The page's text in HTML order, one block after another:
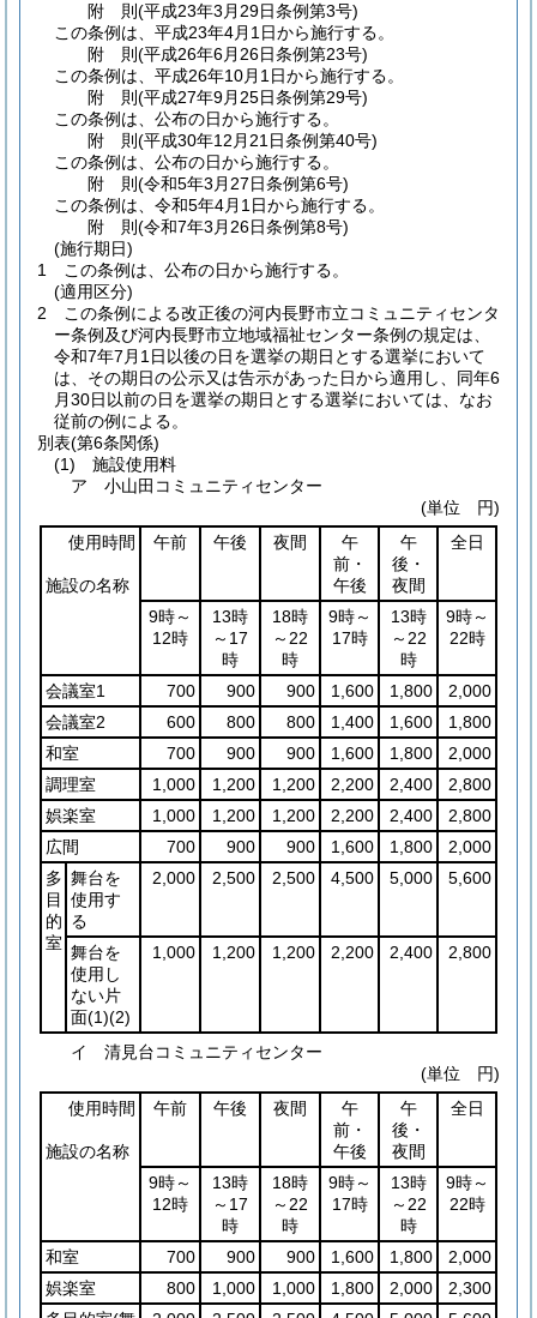
附 則(平成23年3月29日条例第3号)
この条例は、平成23年4月1日から施行する。
附 則(平成26年6月26日条例第23号)
この条例は、平成26年10月1日から施行する。
附 則(平成27年9月25日条例第29号)
この条例は、公布の日から施行する。
附 則(平成30年12月21日条例第40号)
この条例は、公布の日から施行する。
附 則(令和5年3月27日条例第6号)
この条例は、令和5年4月1日から施行する。
附 則(令和7年3月26日条例第8号)
(施行期日)
1
この条例は、公布の日から施行する。
(適用区分)
2
この条例による改正後の河内長野市立コミュニティセンタ
ー条例及び河内長野市立地域福祉センター条例の規定は、
令和7年7月1日以後の日を選挙の期日とする選挙において
は、その期日の公示又は告示があった日から適用し、同年6
月30日以前の日を選挙の期日とする選挙においては、なお
従前の例による。
別表(第6条関係)
(1) 施設使用料
ア 小山田コミュニティセンター
(単位 円)
使用時間
施設の名称
午前 午後 夜間
午
前・
午後
午
後・
夜間
全日
9時～
12時
13時
～17
時
18時
～22
時
9時～
17時
13時
～22
時
9時～
22時
会議室1 700 900 900 1,600 1,800
2,000
会議室2
600 800 800 1,400 1,600
1,800
和室
700 900 900 1,600 1,800
2,000
調理室
1,000 1,200 1,200 2,200 2,400
2,800
娯楽室
1,000 1,200 1,200 2,200 2,400
2,800
広間
700 900 900 1,600 1,800
2,000
多
目
的
室
舞台を
使用す
る
2,000 2,500 2,500 4,500 5,000 5,600
舞台を
使用し
ない片
面(1)(2)
1,000 1,200 1,200 2,200 2,400 2,800
イ 清見台コミュニティセンター
(単位 円)
使用時間
施設の名称
午前 午後 夜間
午
前・
午後
午
後・
夜間
全日
9時～
12時
13時
～17
時
18時
～22
時
9時～
17時
13時
～22
時
9時～
22時
和室 700 900 900 1,600 1,800
2,000
娯楽室
800 1,000 1,000 1,800 2,000
2,300